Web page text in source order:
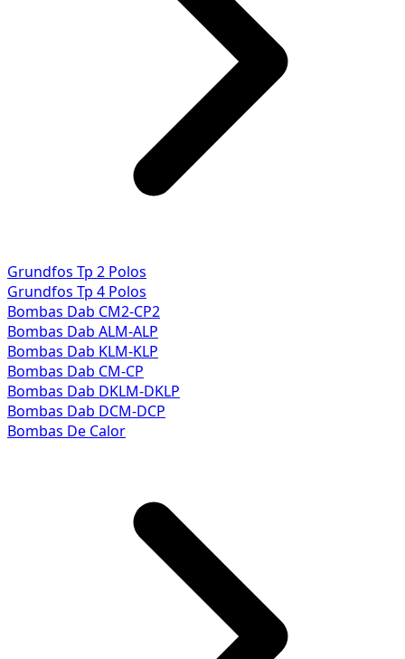
Grundfos Tp 2 Polos
Grundfos Tp 4 Polos
Bombas Dab CM2-CP2
Bombas Dab ALM-ALP
Bombas Dab KLM-KLP
Bombas Dab CM-CP
Bombas Dab DKLM-DKLP
Bombas Dab DCM-DCP
Bombas De Calor